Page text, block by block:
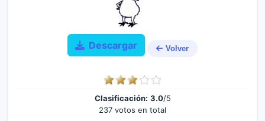
Descargar Volver
Clasificación: 3.0/5
237 votos en total